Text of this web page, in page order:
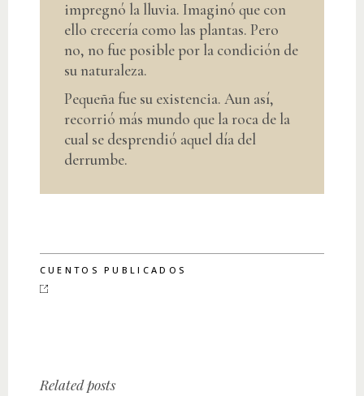
impregnó la lluvia. Imaginó que con
ello crecería como las plantas. Pero
no, no fue posible por la condición de
su naturaleza.
Pequeña fue su existencia. Aun así,
recorrió más mundo que la roca de la
cual se desprendió aquel día del
derrumbe.
CUENTOS PUBLICADOS
Related posts